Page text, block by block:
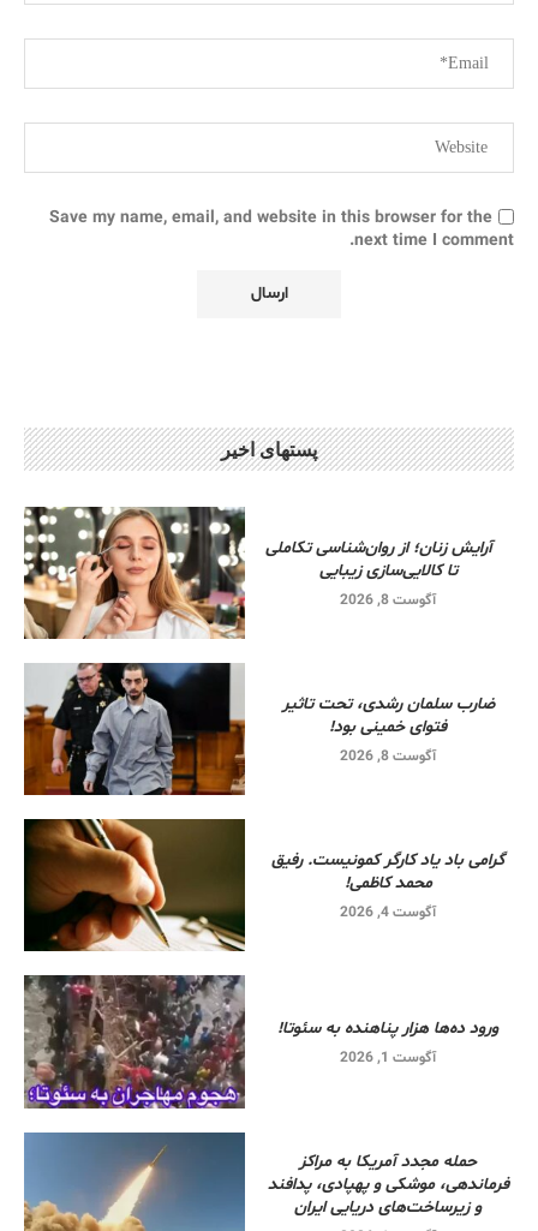
Save my name, email, and website in this browser for the
next time I comment.
پستهای اخیر
آرایش زنان؛ از روان‌شناسی تکاملی
تا کالایی‌سازی زیبایی
آگوست 8, 2026
ضارب سلمان رشدی، تحت تاثیر
فتوای خمینی بود!
آگوست 8, 2026
گرامی باد یاد کارگر کمونیست. رفیق
محمد کاظمی!
آگوست 4, 2026
ورود ده‌ها هزار پناهنده به سئوتا!
آگوست 1, 2026
حمله مجدد آمریکا به مراکز
فرماندهی، موشکی و پهپادی، پدافند
و زیرساخت‌های دریایی ایران